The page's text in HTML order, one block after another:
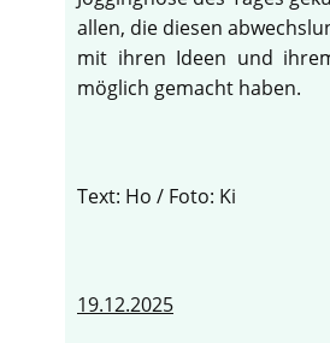
allen, die diesen
mit ihren Ideen und
möglich gemacht haben.
Text: Ho / Foto: Ki
19.12.2025